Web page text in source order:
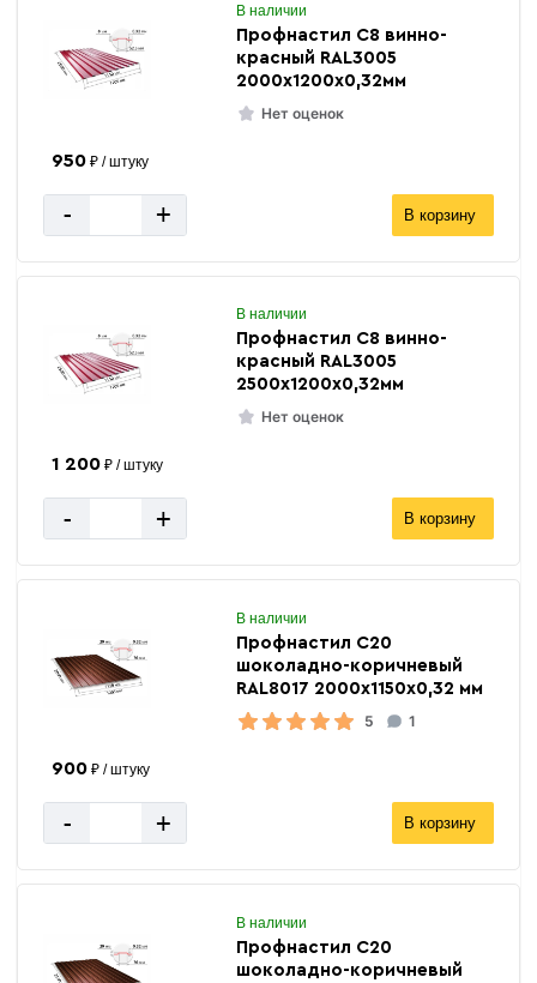
В наличии
Профнастил С8 винно-
красный RAL3005
2000х1200х0,32мм
Нет оценок
950 ₽ / штуку
- + В корзину
В наличии
Профнастил С8 винно-
красный RAL3005
2500х1200х0,32мм
Нет оценок
1 200 ₽ / штуку
- + В корзину
В наличии
Профнастил С20
шоколадно-коричневый
RAL8017 2000х1150х0,32 мм
5
1
900 ₽ / штуку
- + В корзину
В наличии
Профнастил С20
шоколадно-коричневый